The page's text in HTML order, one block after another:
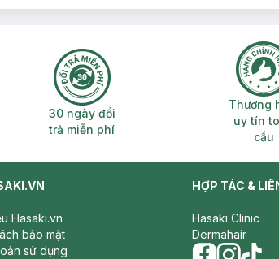
30 ngày đổi trả miễn phí
30 ngày đổi
trả miễn phí
Thương
uy tín
cầu
Hasaki.vn
bảo mật
sử dụng
HỢP TÁC &
Hasaki Clinic
Dermahair